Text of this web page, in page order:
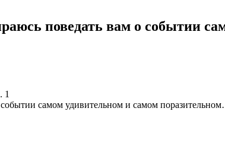
поведать вам о событии
1